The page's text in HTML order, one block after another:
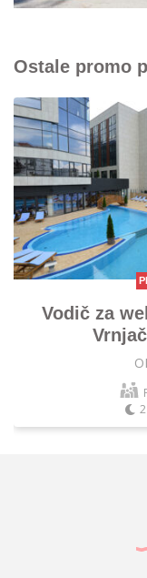
Ostale promo
Vodič za